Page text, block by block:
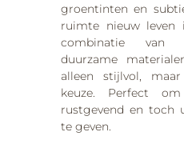
groentinten en
ruimte nieuw leven
combinatie van
duurzame
alleen stijlvol,
keuze. Perfect
rustgevend en toch
te geven.